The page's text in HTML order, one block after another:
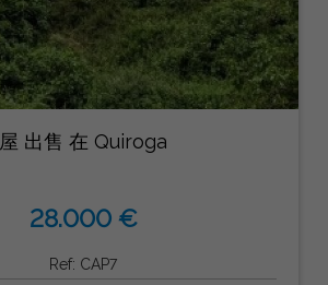
屋 出售 在 Quiroga
28.000 €
Ref: CAP7